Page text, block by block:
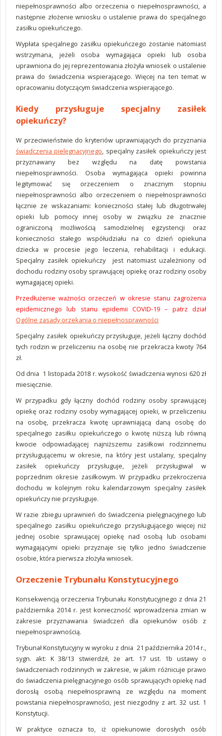
niepełnosprawności albo orzeczenia o niepełnosprawności, a
następnie złożenie wniosku o ustalenie prawa do specjalnego
zasiłku opiekuńczego.
Wypłata specjalnego zasiłku opiekuńczego zostanie natomiast
wstrzymana, jeżeli osoba wymagająca opieki lub osoba
uprawniona do jej reprezentowania złożyła wniosek o ustalenie
prawa do świadczenia wspierającego. Więcej na ten temat w
opracowaniu dotyczącym świadczenia wspierającego.
Kiedy przysługuje specjalny zasiłek
opiekuńczy?
W przeciwieństwie do kryteriów uprawniających do przyznania
świadczenia pielęgnacyjnego, specjalny zasiłek opiekuńczy jest
przyznawany bez względu na datę powstania
niepełnosprawności. Osoba wymagająca opieki powinna
legitymować się orzeczeniem o znacznym stopniu
niepełnosprawności albo orzeczeniem o niepełnosprawności
łącznie ze wskazaniami: konieczności stałej lub długotrwałej
opieki lub pomocy innej osoby w związku ze znacznie
ograniczoną możliwością samodzielnej egzystencji oraz
konieczności stałego współudziału na co dzień opiekuna
dziecka w procesie jego leczenia, rehabilitacji i edukacji.
Specjalny zasiłek opiekuńczy jest natomiast uzależniony od
dochodu rodziny osoby sprawującej opiekę oraz rodziny osoby
wymagającej opieki.
Przedłużenie ważności orzeczeń w okresie stanu zagrożenia
epidemicznego lub stanu epidemii COVID-19 – patrz dział
Ogólne zasady orzekania o niepełnosprawności
Specjalny zasiłek opiekuńczy przysługuje, jeżeli łączny dochód
tych rodzin w przeliczeniu na osobę nie przekracza kwoty 764
zł.
Od dnia 1 listopada 2018 r. wysokość świadczenia wynosi 620 zł
miesięcznie.
W przypadku gdy łączny dochód rodziny osoby sprawującej
opiekę oraz rodziny osoby wymagającej opieki, w przeliczeniu
na osobę, przekracza kwotę uprawniającą daną osobę do
specjalnego zasiłku opiekuńczego o kwotę niższą lub równą
kwocie odpowiadającej najniższemu zasiłkowi rodzinnemu
przysługującemu w okresie, na który jest ustalany, specjalny
zasiłek opiekuńczy przysługuje, jeżeli przysługiwał w
poprzednim okresie zasiłkowym. W przypadku przekroczenia
dochodu w kolejnym roku kalendarzowym specjalny zasiłek
opiekuńczy nie przysługuje.
W razie zbiegu uprawnień do świadczenia pielęgnacyjnego lub
specjalnego zasiłku opiekuńczego przysługującego więcej niż
jednej osobie sprawującej opiekę nad osobą lub osobami
wymagającymi opieki przyznaje się tylko jedno świadczenie
osobie, która pierwsza złożyła wniosek.
Orzeczenie Trybunału Konstytucyjnego
Konsekwencją orzeczenia Trybunału Konstytucyjnego z dnia 21
października 2014 r. jest konieczność wprowadzenia zmian w
zakresie przyznawania świadczeń dla opiekunów osób z
niepełnosprawnością.
Trybunał Konstytucyjny w wyroku z dnia 21 października 2014 r.,
sygn. akt: K 38/13 stwierdził, że art. 17 ust. 1b ustawy o
świadczeniach rodzinnych w zakresie, w jakim różnicuje prawo
do świadczenia pielęgnacyjnego osób sprawujących opiekę nad
dorosłą osobą niepełnosprawną ze względu na moment
powstania niepełnosprawności, jest niezgodny z art. 32 ust. 1
Konstytucji.
W praktyce oznacza to, iż opiekunowie dorosłych osób